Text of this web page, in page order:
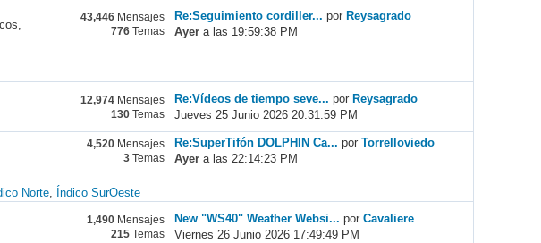
43,446 Mensajes
776 Temas
Re:Seguimiento cordiller... por Reysagrado
Ayer a las 19:59:38 PM
12,974 Mensajes
130 Temas
Re:Vídeos de tiempo seve... porReysagrado
Jueves 25 Junio 2026 20:31:59 PM
4,520 Mensajes
3 Temas
Re:SuperTifón DOLPHIN Ca... porTorrelloviedo
Ayer a las 22:14:23 PM
Norte Índico SurOeste
1,490 Mensajes
215 Temas
New "WS40" Weather Websi... porCavaliere
Viernes 26 Junio 2026 17:49:49 PM